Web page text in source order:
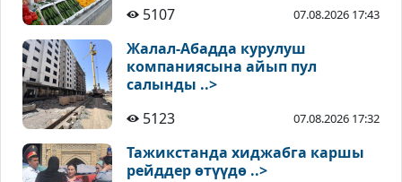
5107 07.08.2026 17:43
Жалал-Абадда курулуш
компаниясына айып пул
салынды ..>
5123
07.08.2026 17:32
Тажикстанда хиджабга каршы
рейддер өтүүдө ..>